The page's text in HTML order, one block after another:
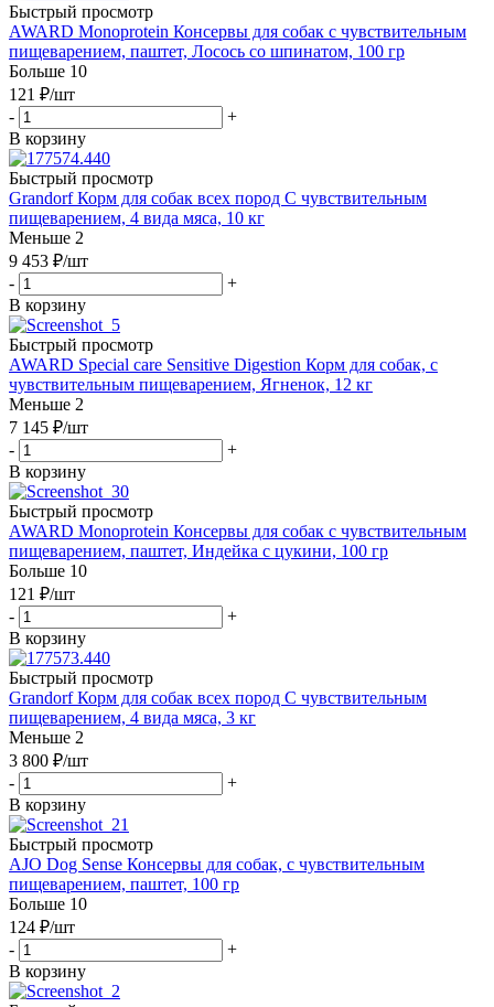
Быстрый просмотр
AWARD Monoprotein Консервы для собак с чувствительным
пищеварением, паштет, Лосось со шпинатом, 100 гр
Больше 10
121 ₽/шт
-
+
В корзину
Быстрый просмотр
Grandorf Корм для собак всех пород С чувствительным
пищеварением, 4 вида мяса, 10 кг
Меньше 2
9 453 ₽/шт
-
+
В корзину
Быстрый просмотр
AWARD Special care Sensitive Digestion Корм для собак, с
чувствительным пищеварением, Ягненок, 12 кг
Меньше 2
7 145 ₽/шт
-
+
В корзину
Быстрый просмотр
AWARD Monoprotein Консервы для собак с чувствительным
пищеварением, паштет, Индейка с цукини, 100 гр
Больше 10
121 ₽/шт
-
+
В корзину
Быстрый просмотр
Grandorf Корм для собак всех пород С чувствительным
пищеварением, 4 вида мяса, 3 кг
Меньше 2
3 800 ₽/шт
-
+
В корзину
Быстрый просмотр
AJO Dog Sense Консервы для собак, с чувствительным
пищеварением, паштет, 100 гр
Больше 10
124 ₽/шт
-
+
В корзину